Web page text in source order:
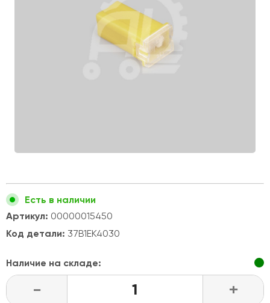
Есть в наличии
Артикул: 00000015450
Код детали: 37B1EK4030
Наличие на складе:
- +